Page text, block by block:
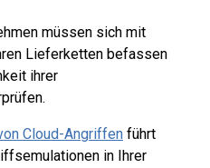
müssen sich mit
Lieferketten befassen
ihrer
Cloud-Angriffen führt
in Ihrer